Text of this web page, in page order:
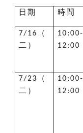
日期 時間
7/16
（
二）
10:00-
12:00
7/23
（
二）
10:00-
12:00